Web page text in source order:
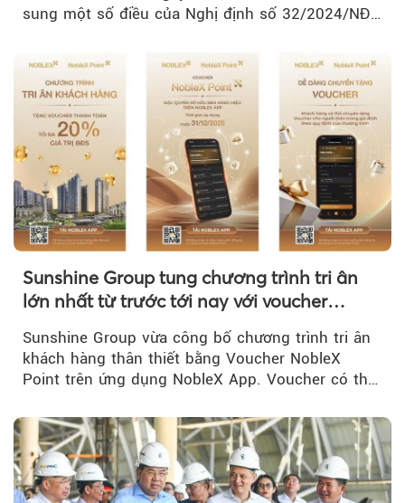
sung một số điều của Nghị định số 32/2024/NĐ-
Sunshine Group tung chương trình tri ân
lớn nhất từ trước tới nay với voucher
NobleX Point cho khách hàng thân thiết
Sunshine Group vừa công bố chương trình tri ân
khách hàng thân thiết bằng Voucher NobleX
Point trên ứng dụng NobleX App. Voucher có thể